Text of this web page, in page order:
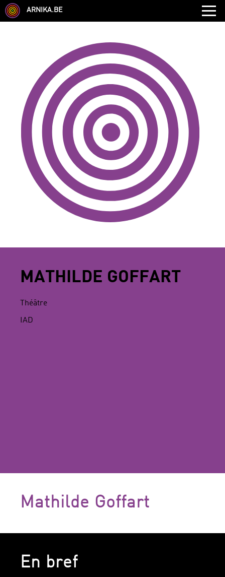
ARNIKA.BE
AUTRE COMPÉTENCE TYPE
LANGUES PARLÉES ÉCOLE
CHEVEUX TAILLE
CORPULENCE ANNÉE DE NAISSANCE
ANNULER LES FILTRES
MATHILDE GOFFART
Théâtre
IAD
Mathilde Goffart
En bref